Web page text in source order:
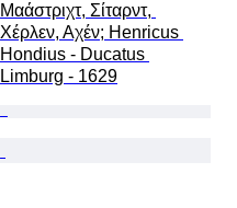
Μαάστριχτ, Σίταρντ,
Χέρλεν, Αχέν; Henricus
Hondius - Ducatus
Limburg - 1629